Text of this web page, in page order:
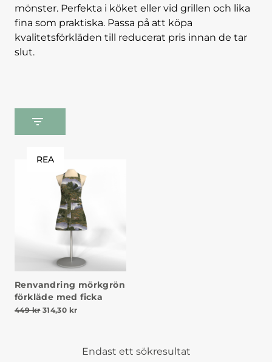
mönster. Perfekta i köket eller vid grillen och lika
fina som praktiska. Passa på att köpa
kvalitetsförkläden till reducerat pris innan de tar
slut.
REA
Renvandring mörkgrön
förkläde med ficka
449kr Det ursprungliga priset var: 449 kr.
314,30 krDet nuvarande priset är: 314,30 kr.
Endast ett sökresultat